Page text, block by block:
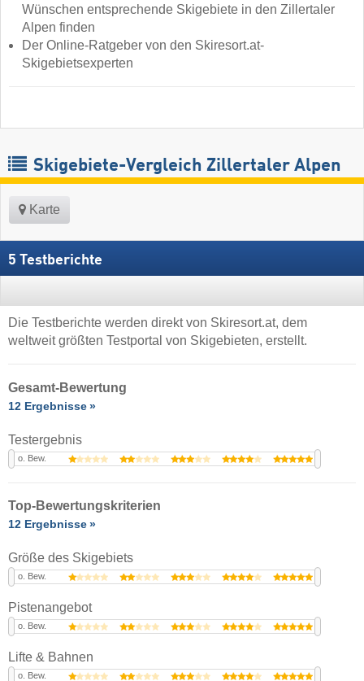
Wünschen entsprechende Skigebiete in den Zillertaler
Alpen finden
Der Online-Ratgeber von den Skiresort.at-
Skigebietsexperten
Skigebiete-Vergleich Zillertaler Alpen
Karte
5 Testberichte
Die Testberichte werden direkt von Skiresort.at, dem
weltweit größten Testportal von Skigebieten, erstellt.
Gesamt-Bewertung
12 Ergebnisse
Testergebnis
o. Bew.
Top-Bewertungskriterien
12 Ergebnisse
Größe des Skigebiets
o. Bew.
Pistenangebot
o. Bew.
Lifte & Bahnen
o. Bew.